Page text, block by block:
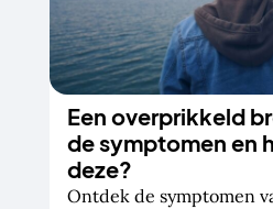
Een overprikkeld
de symptomen en
deze?
Ontdek de symptomen